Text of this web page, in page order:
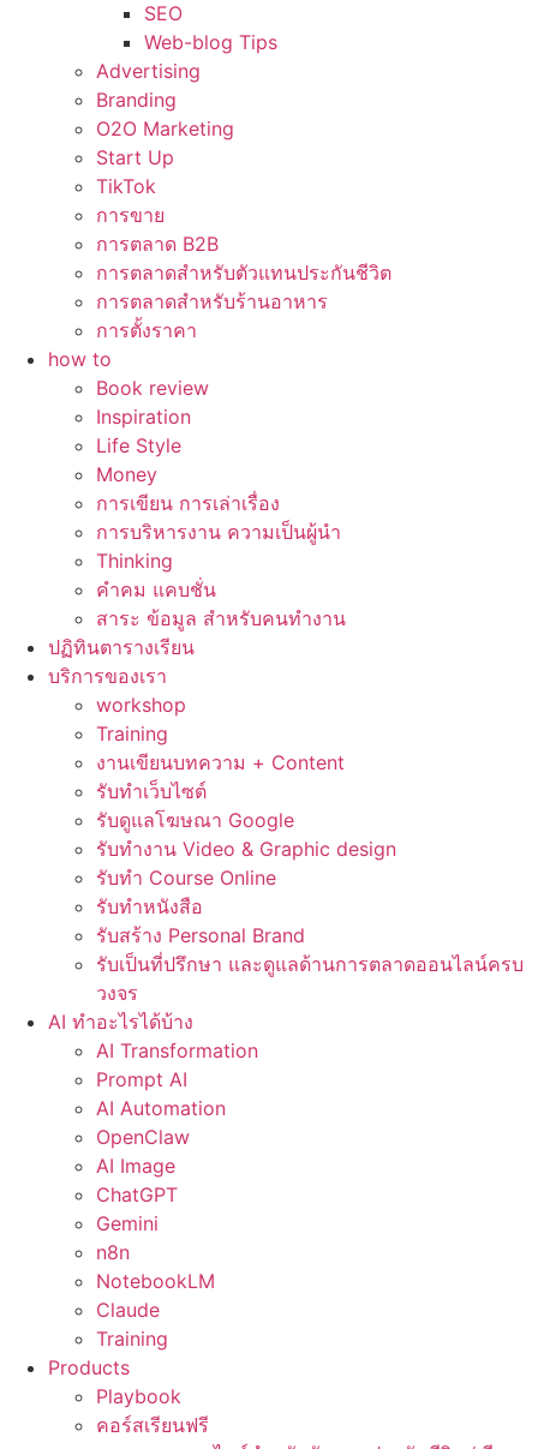
SEO
Web-blog Tips
Advertising
Branding
O2O Marketing
Start Up
TikTok
การขาย
การตลาด B2B
การตลาดสำหรับตัวแทนประกันชีวิต
การตลาดสำหรับร้านอาหาร
การตั้งราคา
how to
Book review
Inspiration
Life Style
Money
การเขียน การเล่าเรื่อง
การบริหารงาน ความเป็นผู้นำ
Thinking
คำคม แคบชั่น
สาระ ข้อมูล สำหรับคนทำงาน
ปฏิทินตารางเรียน
บริการของเรา
workshop
Training
งานเขียนบทความ + Content
รับทำเว็บไซต์
รับดูแลโฆษณา Google
รับทำงาน Video & Graphic design
รับทำ Course Online
รับทำหนังสือ
รับสร้าง Personal Brand
รับเป็นที่ปรึกษา และดูแลด้านการตลาดออนไลน์ครบ
วงจร
AI ทำอะไรได้บ้าง
AI Transformation
Prompt AI
AI Automation
OpenClaw
AI Image
ChatGPT
Gemini
n8n
NotebookLM
Claude
Training
Products
Playbook
คอร์สเรียนฟรี